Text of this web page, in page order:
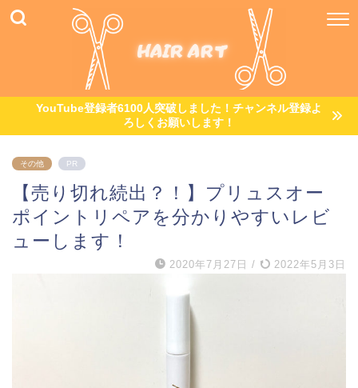
YouTube登録者6100人突破しました！チャンネル登録よ
ろしくお願いします！
その他 PR
【売り切れ続出？！】プリュスオー
ポイントリペアを分かりやすいレビ
ューします！
2020年7月27日 / 2022年5月3日